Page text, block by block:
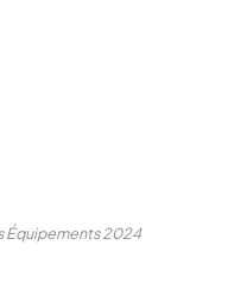
Équipements 2024